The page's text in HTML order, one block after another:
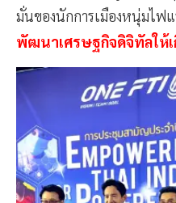
มั่นของนักการเมืองหนุ่มไฟ
พัฒนาเศรษฐกิจดิจิทัลให้